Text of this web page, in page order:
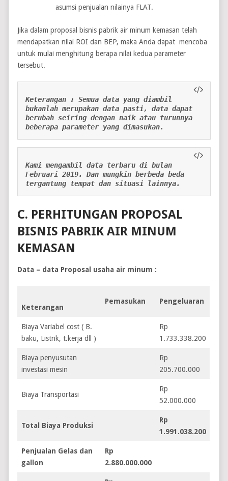
asumsi penjualan nilainya FLAT.
Jika dalam proposal bisnis pabrik air minum kemasan telah
mendapatkan nilai ROI dan BEP, maka Anda dapat mencoba
untuk mulai menghitung berapa nilai kedua parameter
tersebut.
Keterangan : Semua data yang diambil
bukanlah merupakan data pasti, data dapat
berubah seiring dengan naik atau turunnya
beberapa parameter yang dimasukan.
Kami mengambil data terbaru di bulan
Februari 2019. Dan mungkin berbeda beda
tergantung tempat dan situasi lainnya.
C. PERHITUNGAN PROPOSAL
BISNIS PABRIK AIR MINUM
KEMASAN
Data – data Proposal usaha air minum :
Keterangan
Pemasukan Pengeluaran
Biaya Variabel cost ( B.
baku, Listrik, t.kerja dll )
Rp
1.733.338.200
Biaya penyusutan
investasi mesin
Rp
205.700.000
Biaya Transportasi
Rp
52.000.000
Total Biaya Produksi
Rp
1.991.038.200
Penjualan Gelas dan
gallon
Rp
2.880.000.000